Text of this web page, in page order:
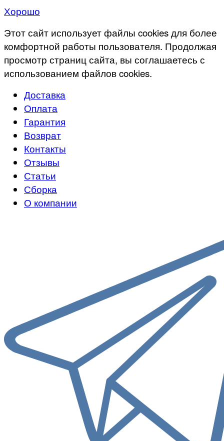
Хорошо
Этот сайт использует файлы cookies для более
комфортной работы пользователя. Продолжая
просмотр страниц сайта, вы соглашаетесь с
использованием файлов cookies.
Доставка
Оплата
Гарантия
Возврат
Контакты
Отзывы
Статьи
Сборка
О компании